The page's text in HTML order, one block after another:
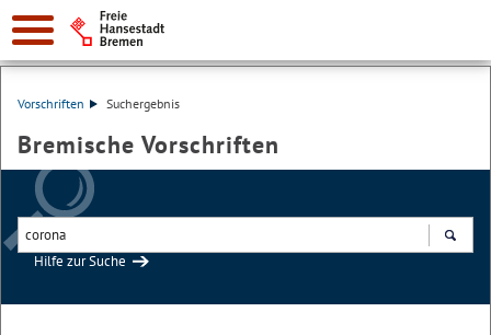
Vorschriften Suchergebnis
Bremische Vorschriften
Hilfe zur Suche